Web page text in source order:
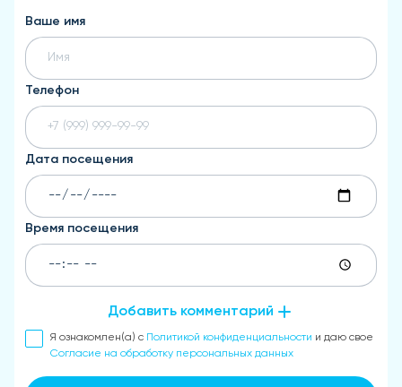
Ваше имя
Телефон
Дата посещения
Время посещения
Добавить комментарий
Я ознакомлен(а) с Политикой конфиденциальности и даю свое
Согласие на обработку персональных данных